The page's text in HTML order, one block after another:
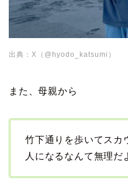
出典：X（@hyodo_katsumi）
また、母親から
竹下通りを歩いてスカ
人になるなんて無理だ